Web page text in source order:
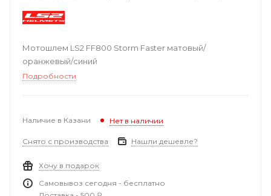
Мотошлем LS2 FF800 Storm Faster матовый/
оранжевый/синий
Подробности
Наличие в Казани Нет в наличии
Снято с производства Нашли дешевле?
Хочу в подарок
Самовывоз сегодня - бесплатно